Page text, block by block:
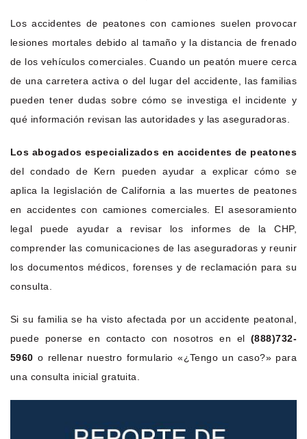
Los accidentes de peatones con camiones suelen provocar
lesiones mortales debido al tamaño y la distancia de frenado
de los vehículos comerciales. Cuando un peatón muere cerca
de una carretera activa o del lugar del accidente, las familias
pueden tener dudas sobre cómo se investiga el incidente y
qué información revisan las autoridades y las aseguradoras.
Los abogados especializados en accidentes de peatones
del condado de Kern pueden ayudar a explicar cómo se
aplica la legislación de California a las muertes de peatones
en accidentes con camiones comerciales. El asesoramiento
legal puede ayudar a revisar los informes de la CHP,
comprender las comunicaciones de las aseguradoras y reunir
los documentos médicos, forenses y de reclamación para su
consulta.
Si su familia se ha visto afectada por un accidente peatonal,
puede ponerse en contacto con nosotros en el(888)732-
5960 o rellenar nuestro formulario «¿Tengo un caso?» para
una consulta inicial gratuita.